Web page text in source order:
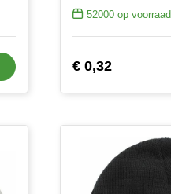
52000 op voorraad
€ 0,32